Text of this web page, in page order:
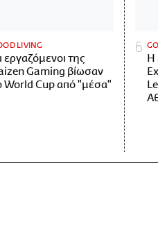
LIVING
εργαζόμενοι της
Gaming βίωσαν
World Cup από "μέσα"
Η